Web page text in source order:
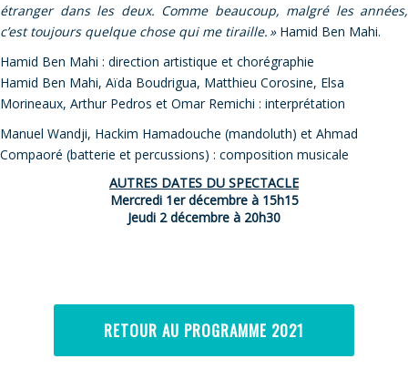
étranger dans les deux. Comme beaucoup, malgré les années,
c’est toujours quelque chose qui me tiraille. »Hamid Ben Mahi.
Hamid Ben Mahi : direction artistique et chorégraphie
Hamid Ben Mahi, Aïda Boudrigua, Matthieu Corosine, Elsa
Morineaux, Arthur Pedros et Omar Remichi : interprétation
Manuel Wandji, Hackim Hamadouche (mandoluth) et Ahmad
Compaoré (batterie et percussions) : composition musicale
AUTRES DATES DU SPECTACLE
Mercredi 1er décembre à 15h15
Jeudi 2 décembre à 20h30
RETOUR AU PROGRAMME 2021